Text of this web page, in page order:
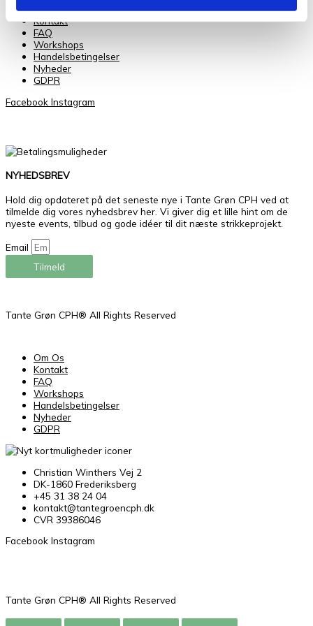
Om Os
Kontakt
FAQ
Workshops
Handelsbetingelser
Nyheder
GDPR
Facebook Instagram
NYHEDSBREV
Hold dig opdateret på det seneste nye i Tante Grøn CPH ved at
tilmelde dig vores nyhedsbrev her. Vi giver dig et lille hint om de
nyeste events, tilbud og gode idéer til dit næste strikkeprojekt.
Email
Tilmeld
Tante Grøn CPH® All Rights Reserved
Om Os
Kontakt
FAQ
Workshops
Handelsbetingelser
Nyheder
GDPR
Christian Winthers Vej 2
DK-1860 Frederiksberg
+45 31 38 24 04
kontakt@tantegroencph.dk
CVR 39386046
Facebook Instagram
Tante Grøn CPH® All Rights Reserved